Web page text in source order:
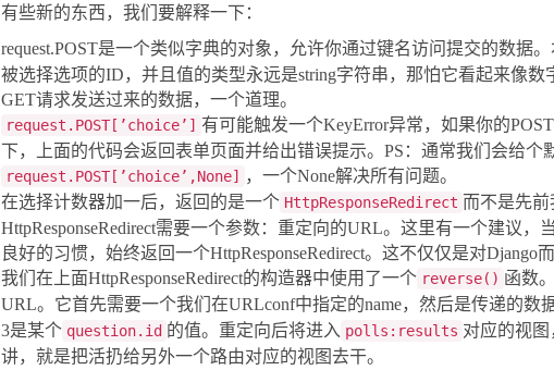
有些新的东西，我们要解释一下：
request.POST是一个类似字典的对象，允许你通过键名访问提交的数据。
被选择选项的ID，并且值的类型永远是string字符串，那怕它看起来像
GET请求发送过来的数据，一个道理。
request.POST[’choice’] 有可能触发一个KeyError异常，如果你的
下，上面的代码会返回表单页面并给出错误提示。PS：通常我们会给个
request.POST[’choice’,None]
，一个None解决所有问题。
在选择计数器加一后，返回的是一个 HttpResponseRedirect 而不是先
HttpResponseRedirect需要一个参数：重定向的URL。这里有一个建议
良好的习惯，始终返回一个HttpResponseRedirect。这不仅仅是对Django
我们在上面HttpResponseRedirect的构造器中使用了一个 reverse() 函数
URL。它首先需要一个我们在URLconf中指定的name，然后是传递的数
3是某个 question.id 的值。重定向后将进入 polls:results 对应的视图
讲，就是把活扔给另外一个路由对应的视图去干。